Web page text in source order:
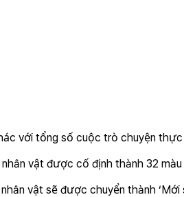
với tổng số cuộc trò chuyện
vật được cố định thành 32
vật sẽ được chuyển thành ‘Mới